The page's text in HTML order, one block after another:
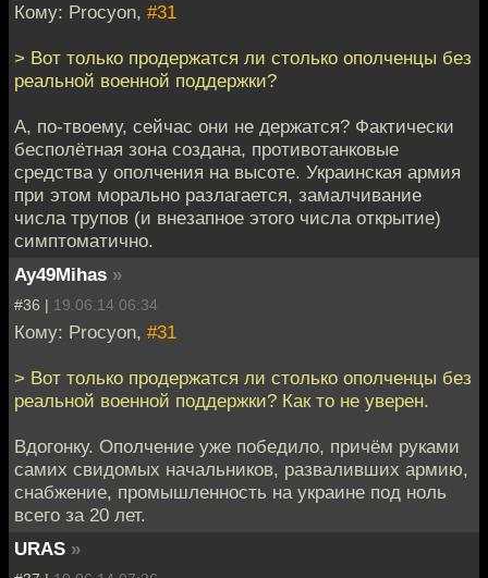
Кому: Procyon, #31
> Вот только продержатся ли столько ополченцы без
реальной военной поддержки?
А, по-твоему, сейчас они не держатся? Фактически
бесполётная зона создана, противотанковые
средства у ополчения на высоте. Украинская армия
при этом морально разлагается, замалчивание
числа трупов (и внезапное этого числа открытие)
симптоматично.
Ay49Mihas »
#36 | 19.06.14 06:34
Кому: Procyon, #31
> Вот только продержатся ли столько ополченцы без
реальной военной поддержки? Как то не уверен.
Вдогонку. Ополчение уже победило, причём руками
самих свидомых начальников, разваливших армию,
снабжение, промышленность на украине под ноль
всего за 20 лет.
URAS »